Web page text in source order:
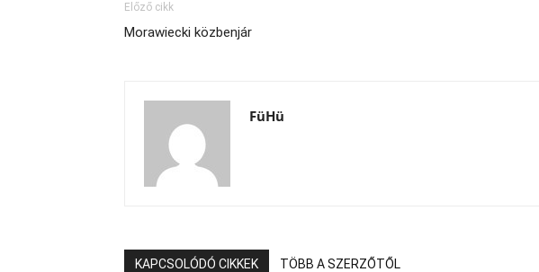
Előző cikk
Morawiecki közbenjár
FüHü
KAPCSOLÓDÓ CIKKEK TÖBB A SZERZŐTŐL